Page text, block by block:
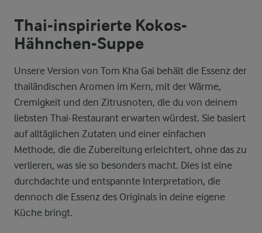
Thai-inspirierte Kokos-
Hähnchen-Suppe
Unsere Version von Tom Kha Gai behält die Essenz der
thailändischen Aromen im Kern, mit der Wärme,
Cremigkeit und den Zitrusnoten, die du von deinem
liebsten Thai-Restaurant erwarten würdest. Sie basiert
auf alltäglichen Zutaten und einer einfachen
Methode, die die Zubereitung erleichtert, ohne das zu
verlieren, was sie so besonders macht. Dies ist eine
durchdachte und entspannte Interpretation, die
dennoch die Essenz des Originals in deine eigene
Küche bringt.